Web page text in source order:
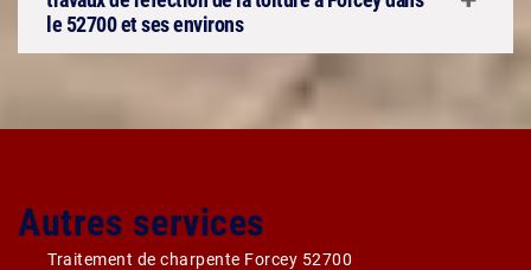
le 52700 et ses environs
Autres services
Traitement de charpente Forcey 52700